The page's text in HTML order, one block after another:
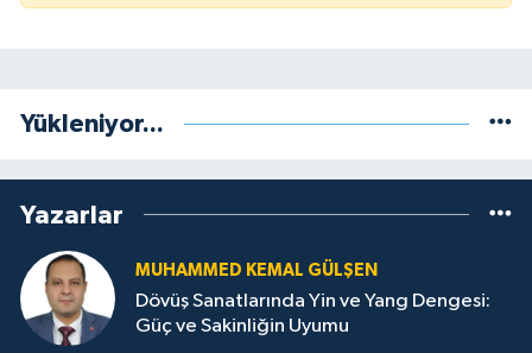
Yükleniyor...
Yazarlar
MUHAMMED KEMAL GÜLŞEN
Dövüş Sanatlarında Yin ve Yang Dengesi:
Güç ve Sakinliğin Uyumu